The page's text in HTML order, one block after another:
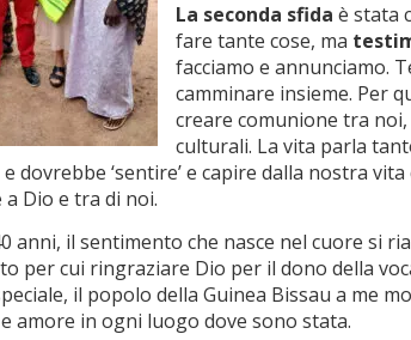
La seconda sfida è stata
fare tante cose, ma
facciamo e annunciamo.
camminare insieme. Per
creare comunione tra
culturali. La vita parla
dovrebbe ‘sentire’ e capire dalla nostra
a Dio e tra di noi.
anni, il sentimento che nasce nel cuore si
per cui ringraziare Dio per il dono della
il popolo della Guinea Bissau a me
amore in ogni luogo dove sono stata.